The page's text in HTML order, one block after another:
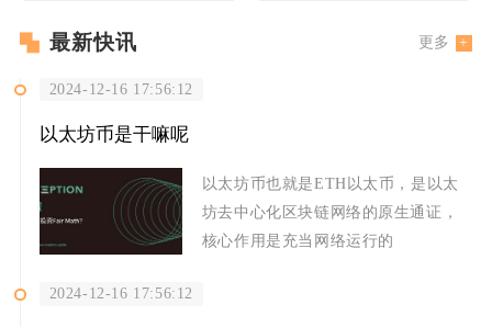
最新快讯 更多
2024-12-16 17:56:12
以太坊币是干嘛呢
以太坊币也就是ETH以太币，是以太
坊去中心化区块链网络的原生通证，
核心作用是充当网络运行的
2024-12-16 17:56:12